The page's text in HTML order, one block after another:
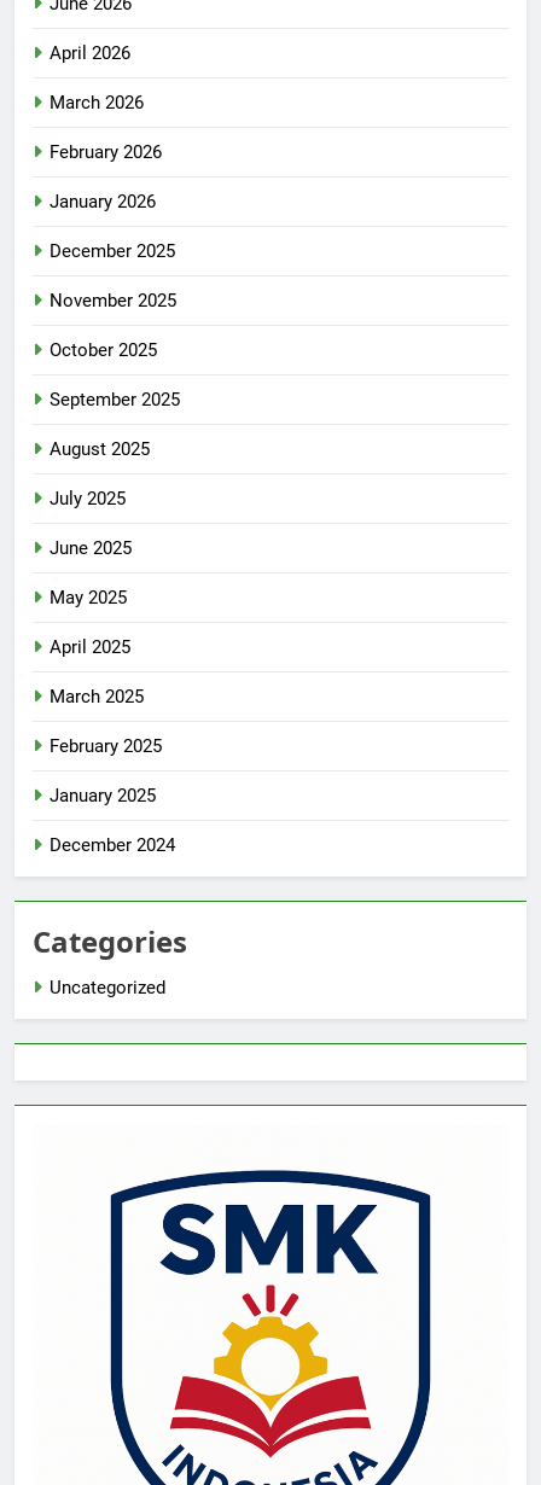
April 2026
March 2026
February 2026
January 2026
December 2025
November 2025
October 2025
September 2025
August 2025
July 2025
June 2025
May 2025
April 2025
March 2025
February 2025
January 2025
December 2024
Categories
Uncategorized